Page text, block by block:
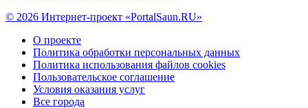
© 2026 Интернет-проект «PortalSaun.RU»
О проекте
Политика обработки персональных данных
Политика использования файлов cookies
Пользовательское соглашение
Условия оказания услуг
Все города